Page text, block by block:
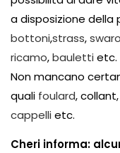
a disposizione della
bottoni,strass,
ricamo,bauletti etc.
Non mancano
quali foulard,
cappelli etc.
Cheri informa: